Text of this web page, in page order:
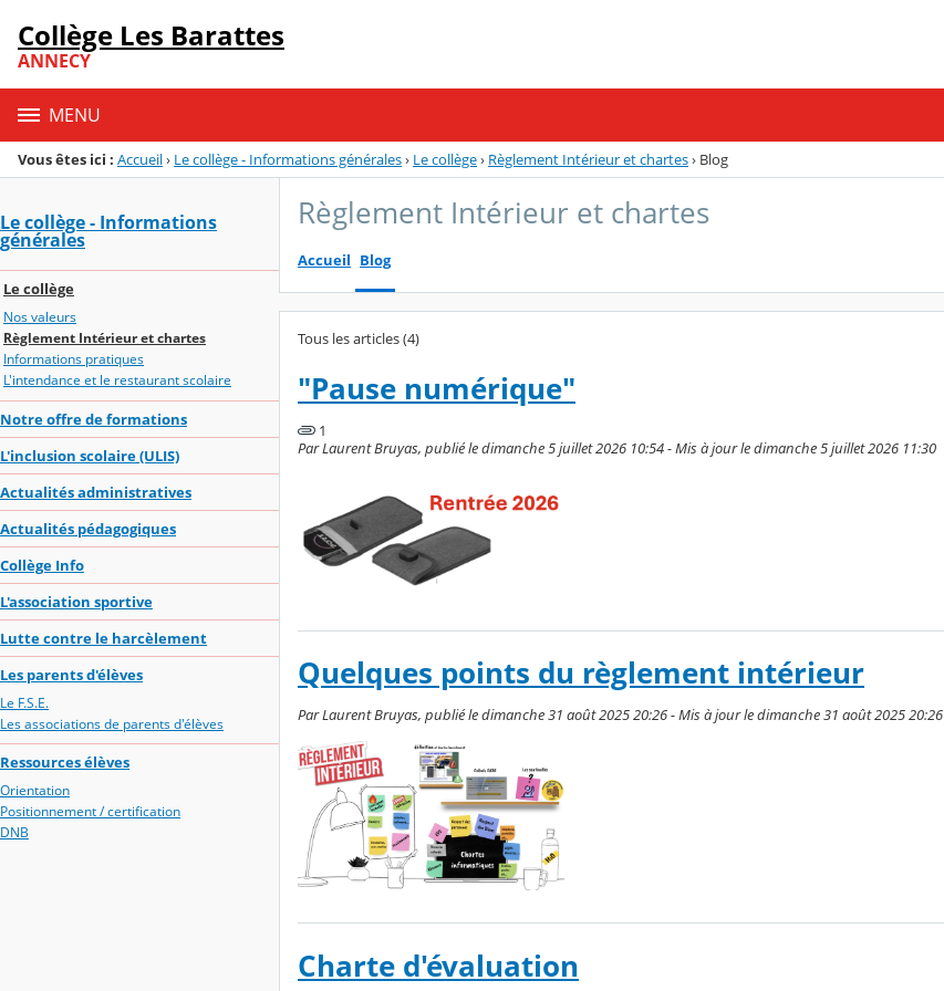
Menu de la rubrique
Contenu
Collège Les Barattes
ANNECY
MENU
Vous êtes ici : Accueil› Le collège - Informations générales› Le collège› Règlement Intérieur et chartes› Blog
Le collège - Informations
générales
Le collège
Nos valeurs
Règlement Intérieur et chartes
Informations pratiques
L'intendance et le restaurant scolaire
Notre offre de formations
L'inclusion scolaire (ULIS)
Actualités administratives
Actualités pédagogiques
Collège Info
L'association sportive
Lutte contre le harcèlement
Les parents d'élèves
Le F.S.E.
Les associations de parents d'élèves
Ressources élèves
Orientation
Positionnement / certification
DNB
Règlement Intérieur et chartes
Accueil Blog
Tous les articles (4)
"Pause numérique"
1
Par Laurent Bruyas, publié le dimanche 5 juillet 2026 10:54 - Mis à jour le dimanche 5 juillet 2026 11:30
Quelques points du règlement intérieur
Par Laurent Bruyas, publié le dimanche 31 août 2025 20:26 - Mis à jour le dimanche 31 août 2025 20:26
Charte d'évaluation